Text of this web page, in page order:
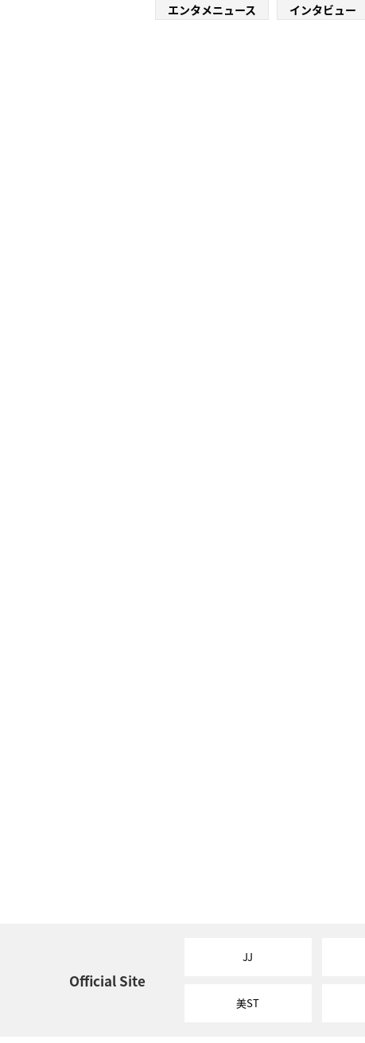
エンタメニュース
インタビュー
Official Site
JJ
美ST